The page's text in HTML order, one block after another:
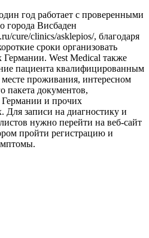
год работает с проверенными
города Висбаден
cure/clinics/asklepios/, благодаря
сроки организовать
West Medical также
пациента квалифицированным
проживания, интересном
пакета документов,
Германии и прочих
Для записи на диагностику и
нужно перейти на веб-сайт
пройти регистрацию и